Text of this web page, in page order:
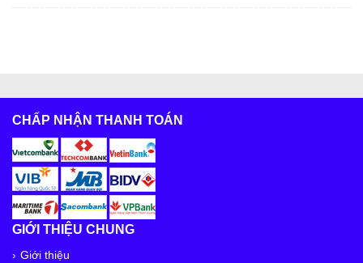
CHẤP NHẬN THANH TOÁN
GIỚI THIỆU CHUNG
Giới thiệu